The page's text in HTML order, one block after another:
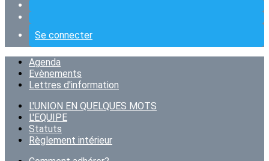
Se connecter
Agenda
Evènements
Lettres d'information
L'UNION EN QUELQUES MOTS
L'EQUIPE
Statuts
Règlement intérieur